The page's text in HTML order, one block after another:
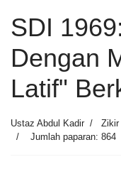
SDI
Dengan
Latif"
Ustaz Abdul Kadir Zikir
Jumlah paparan: 864